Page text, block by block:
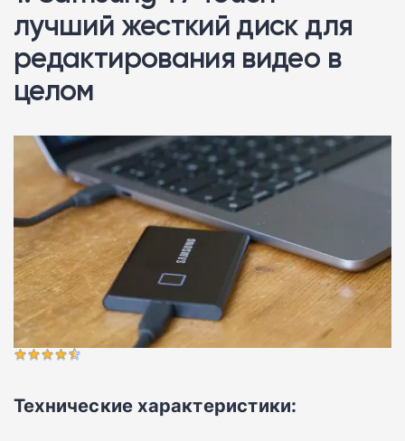
лучший жесткий диск для
редактирования видео в
целом
Технические характеристики: